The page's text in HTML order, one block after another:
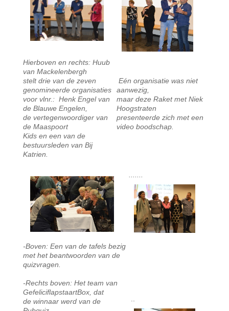
Hierboven en rechts: Huub
van Mackelenbergh
stelt drie van de zeven
genomineerde organisaties
voor vlnr.: Henk Engel van
de Blauwe Engelen,
de vertegenwoordiger van
de Maaspoort
Kids en een van de
bestuursleden van Bij
Katrien.
Eén organisatie was niet
aanwezig,
maar deze Raket met Niek
Hoogstraten
presenteerde zich met een
video boodschap.
.......
-Boven: Een van de tafels bezig
met het beantwoorden van de
quizvragen.
-Rechts boven: Het team van
GefeliciflapstaartBox, dat
de winnaar werd van de
..